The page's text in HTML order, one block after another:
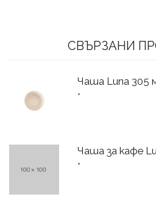
СВЪРЗАНИ
Чаша Luna 305
*
Чаша за кафе
*